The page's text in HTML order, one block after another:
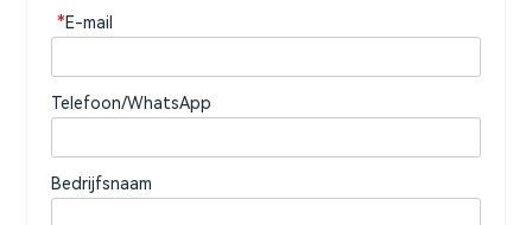
*E-mail
Telefoon/WhatsApp
Bedrijfsnaam